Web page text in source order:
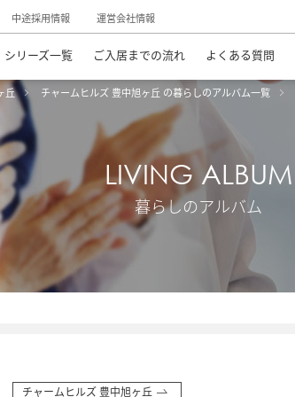
中途採用情報 運営会社情報
シリーズ一覧 ご入居までの流れ よくある質問
丘 チャームヒルズ 豊中旭ヶ丘 の暮らしのアルバム一覧
LIVING ALBUM
暮らしのアルバム
チャームヒルズ 豊中旭ヶ丘